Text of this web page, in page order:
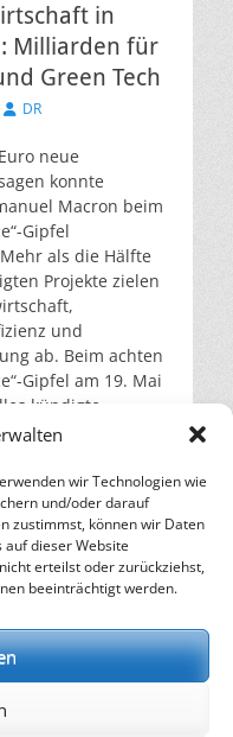
wir Technologien wie
und/oder darauf
zustimmst, können wir Daten
dieser Website
erteilst oder zurückziehst,
beeinträchtigt werden.
in
Milliarden für
Green Tech
Autor
DR
neue
konnte
Macron beim
Gipfel
als die Hälfte
Projekte zielen
und
ab. Beim achten
Gipfel am 19. Mai
kündigte
Macron neue
an. Die Summe ist
und Energiewende.